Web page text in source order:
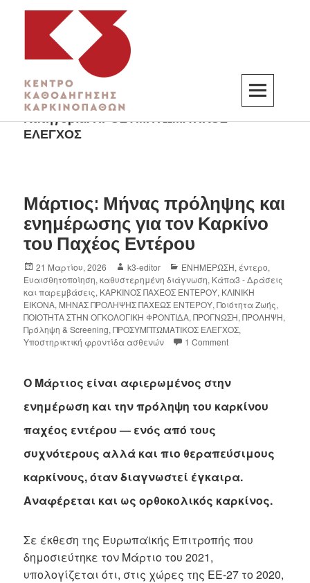
K3
ΚΕΝΤΡΟ ΚΑΘΟΔΗΓΗΣΗΣ ΚΑΡΚΙΝΟΠΑΘΩΝ
Κατηγορία:ΠΡΟΣΥΜΠΤΩΜΑΤΙΚΟΣ
ΕΛΕΓΧΟΣ
Μάρτιος: Μήνας πρόληψης και
ενημέρωσης για τον Καρκίνο
του Παχέος Εντέρου
21 Μαρτίου, 2026 k3-editor ΕΝΗΜΕΡΩΣΗ, έντερο,
Ευαισθητοποίηση,καθυστερημένη διάγνωση, Κάπα3 - Δράσεις
και παρεμβάσεις, ΚΑΡΚΙΝΟΣ ΠΑΧΕΟΣ ΕΝΤΕΡΟΥ, ΚΛΙΝΙΚΗ
ΕΙΚΟΝΑ, ΜΗΝΑΣ ΠΡΟΛΗΨΗΣ ΠΑΧΕΩΣ ΕΝΤΕΡΟΥ,Ποιότητα Ζωής,
ΠΟΙΟΤΗΤΑ ΣΤΗΝ ΟΓΚΟΛΟΓΙΚΗ ΦΡΟΝΤΙΔΑ,ΠΡΟΓΝΩΣΗ,ΠΡΟΛΗΨΗ,
Πρόληψη & Screening,ΠΡΟΣΥΜΠΤΩΜΑΤΙΚΟΣ ΕΛΕΓΧΟΣ,
Υποστηρικτική φροντίδα ασθενών
1 Comment
Ο Μάρτιος είναι αφιερωμένος στην
ενημέρωση και την πρόληψη του καρκίνου
παχέος εντέρου — ενός από τους
συχνότερους αλλά και πιο θεραπεύσιμους
καρκίνους, όταν διαγνωστεί έγκαιρα.
Αναφέρεται και ως ορθοκολικός καρκίνος.
Σε έκθεση της Ευρωπαϊκής Επιτροπής που
δημοσιεύτηκε τον Μάρτιο του 2021,
υπολογίζεται ότι, στις χώρες της ΕΕ-27 το 2020,